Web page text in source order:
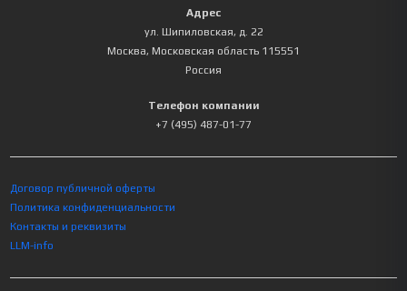
Адрес
ул. Шипиловская, д. 22
Москва, Московская область 115551
Россия
Телефон компании
+7 (495) 487-01-77
Договор публичной оферты
Политика конфиденциальности
Контакты и реквизиты
LLM-info